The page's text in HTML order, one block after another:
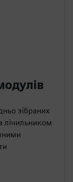
зібраних
лічильником